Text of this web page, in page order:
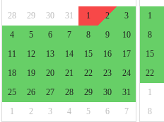
28 29 30 31 1 2
3
4
5 6 7 8 9
10
11
12 13 14 15 16
17
18
19 20 21 22 23
24
25
26 27 28 29 30
31
1
2 3 4 5 6 7
1
8
15
22
1
8